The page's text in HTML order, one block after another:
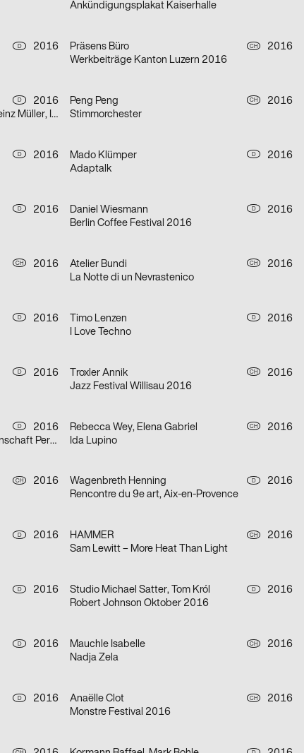
Ankündigungsplakat Kaiserhalle
D
2016
Präsens Büro CH
2016
Werkbeiträge Kanton Luzern 2016
D
2016
Klang & Raum: Peter Zumthor, Karlheinz Müller, Isabel Mundry
Peng Peng CH
2016
Stimmorchester
D
2016
Mado Klümper D
2016
Adaptalk
D
2016
Daniel Wiesmann D
2016
Berlin Coffee Festival 2016
CH
2016
Atelier Bundi CH
2016
La Notte di un Nevrastenico
D
2016
Timo Lenzen D
2016
I Love Techno
D
2016
Troxler Annik CH
2016
Jazz Festival Willisau 2016
D
2016
Kunst Medien Design – Kunst Wissenschaft Perspektiven 2016
Rebecca Wey, Elena Gabriel CH
2016
Ida Lupino
CH
2016
Wagenbreth Henning D
2016
Rencontre du 9e art, Aix-en-Provence
D
2016
HAMMER CH
2016
Sam Lewitt – More Heat Than Light
D
2016
Studio Michael Satter, Tom Król D
2016
Robert Johnson Oktober 2016
D
2016
Mauchle Isabelle CH
2016
Nadja Zela
D
2016
Anaëlle Clot CH
2016
Monstre Festival 2016